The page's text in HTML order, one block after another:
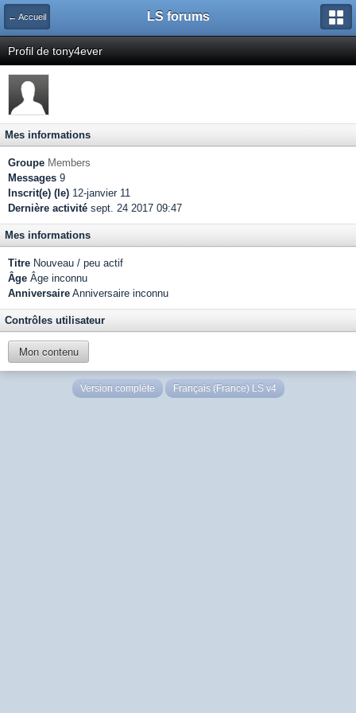
← Accueil LS forums
Profil de tony4ever
Mes informations
Groupe Members
Messages 9
Inscrit(e) (le) 12-janvier 11
Dernière activité sept. 24 2017 09:47
Mes informations
Titre Nouveau / peu actif
Âge Âge inconnu
Anniversaire Anniversaire inconnu
Contrôles utilisateur
Mon contenu
Version complète Français (France) LS v4